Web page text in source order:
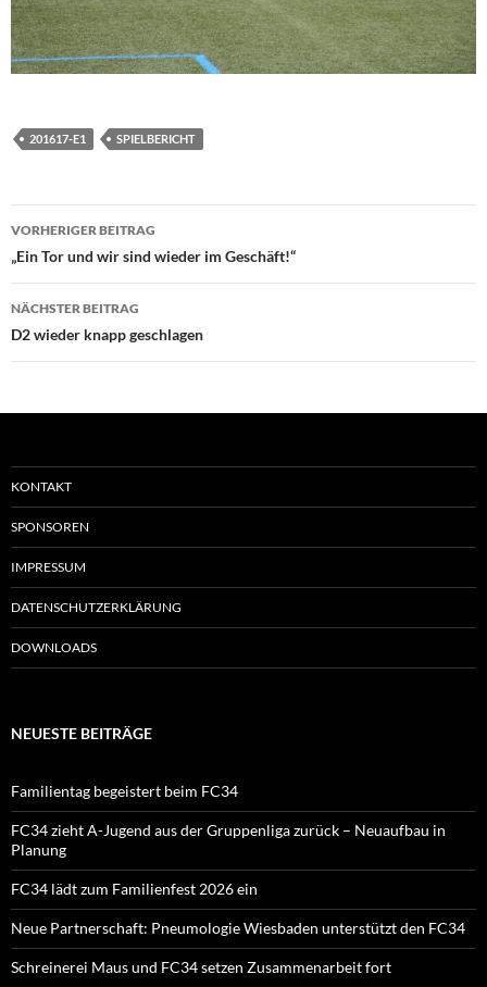
201617-E1 SPIELBERICHT
Beitragsnavigation
VORHERIGER BEITRAG
„Ein Tor und wir sind wieder im Geschäft!“
NÄCHSTER BEITRAG
D2 wieder knapp geschlagen
KONTAKT
SPONSOREN
IMPRESSUM
DATENSCHUTZERKLÄRUNG
DOWNLOADS
NEUESTE BEITRÄGE
Familientag begeistert beim FC34
FC34 zieht A-Jugend aus der Gruppenliga zurück – Neuaufbau in
Planung
FC34 lädt zum Familienfest 2026 ein
Neue Partnerschaft: Pneumologie Wiesbaden unterstützt den FC34
Schreinerei Maus und FC34 setzen Zusammenarbeit fort